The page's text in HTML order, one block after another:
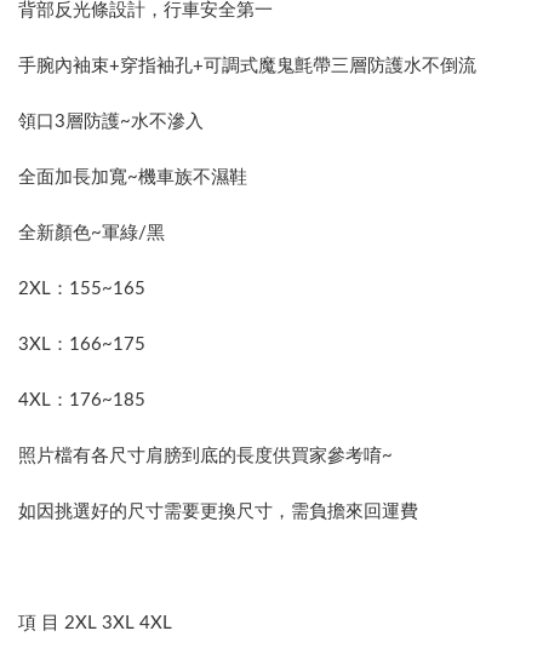
背部反光條設計，行車安全第一
手腕內袖束+穿指袖孔+可調式魔鬼氈帶三層防護水不倒流
領口3層防護~水不滲入
全面加長加寬~機車族不濕鞋
全新顏色~軍綠/黑
2XL：155~165
3XL：166~175
4XL：176~185
照片檔有各尺寸肩膀到底的長度供買家參考唷~
如因挑選好的尺寸需要更換尺寸，需負擔來回運費
項 目 2XL 3XL 4XL